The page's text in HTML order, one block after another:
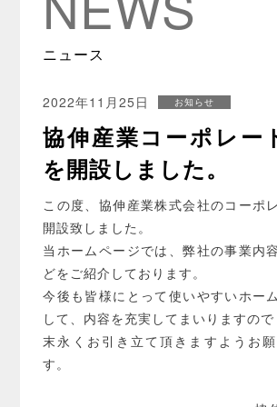
ニュース
2022年11月25日 お知らせ
協伸産業コーポレー
を開設しました。
この度、協伸産業株式会社のコーポ
開設致しました。
当ホームページでは、弊社の事業内
どをご紹介しております。
今後も皆様にとって使いやすいホー
して、内容を充実してまいりますので
末永くお引き立て頂きますようお
す。